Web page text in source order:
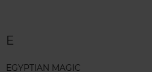
E
EGYPTIAN MAGIC